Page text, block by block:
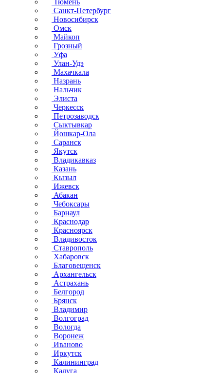
Тюмень
Санкт-Петербург
Новосибирск
Омск
Майкоп
Грозный
Уфа
Улан-Удэ
Махачкала
Назрань
Нальчик
Элиста
Черкесск
Петрозаводск
Сыктывкар
Йошкар-Ола
Саранск
Якутск
Владикавказ
Казань
Кызыл
Ижевск
Абакан
Чебоксары
Барнаул
Краснодар
Красноярск
Владивосток
Ставрополь
Хабаровск
Благовещенск
Архангельск
Астрахань
Белгород
Брянск
Владимир
Волгоград
Вологда
Воронеж
Иваново
Иркутск
Калининград
Калуга